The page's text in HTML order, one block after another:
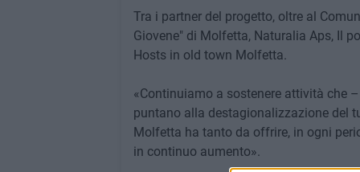
Tra i partner del progetto, oltre al
Giovene" di Molfetta, Naturalia Aps, Il
Hosts in old town Molfetta.
«Continuiamo a sostenere attività che
puntano alla destagionalizzazione del
Molfetta ha tanto da offrire, in ogni
in continuo aumento».